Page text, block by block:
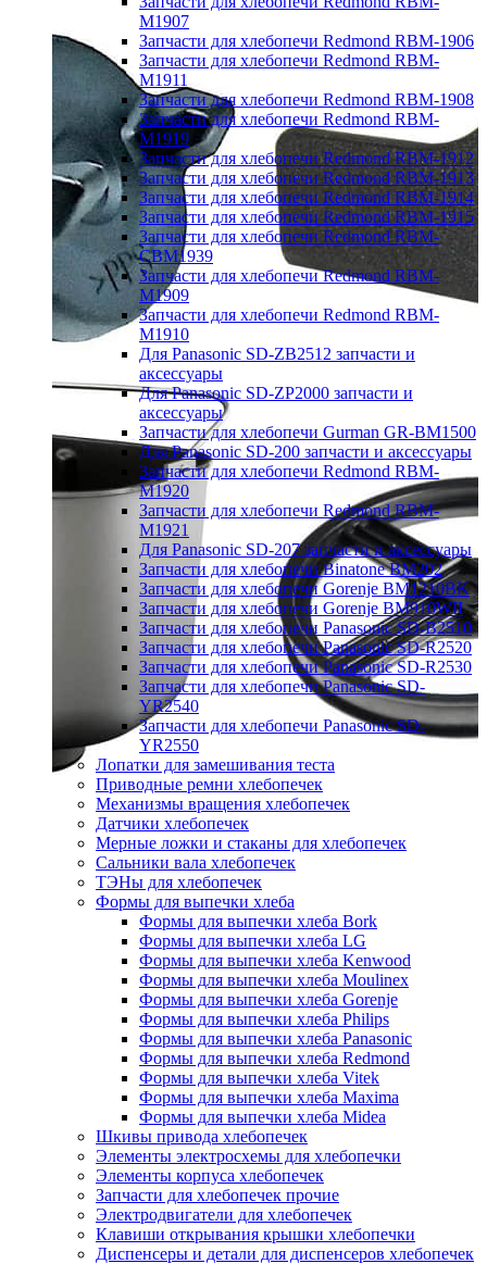
M1907
Запчасти для хлебопечи Redmond RBM-1906
Запчасти для хлебопечи Redmond RBM-
M1911
Запчасти для хлебопечи Redmond RBM-1908
Запчасти для хлебопечи Redmond RBM-
M1919
Запчасти для хлебопечи Redmond RBM-1912
Запчасти для хлебопечи Redmond RBM-1913
Запчасти для хлебопечи Redmond RBM-1914
Запчасти для хлебопечи Redmond RBM-1915
Запчасти для хлебопечи Redmond RBM-
CBM1939
Запчасти для хлебопечи Redmond RBM-
M1909
Запчасти для хлебопечи Redmond RBM-
M1910
Для Panasonic SD-ZB2512 запчасти и
аксессуары
Для Panasonic SD-ZP2000 запчасти и
аксессуары
Запчасти для хлебопечи Gurman GR-BM1500
Для Panasonic SD-200 запчасти и аксессуары
Запчасти для хлебопечи Redmond RBM-
M1920
Запчасти для хлебопечи Redmond RBM-
M1921
Для Panasonic SD-207 запчасти и аксессуары
Запчасти для хлебопечи Binatone BM202
Запчасти для хлебопечи Gorenje BM1210BK
Запчасти для хлебопечи Gorenje BM910WII
Запчасти для хлебопечи Panasonic SD-B2510
Запчасти для хлебопечи Panasonic SD-R2520
Запчасти для хлебопечи Panasonic SD-R2530
Запчасти для хлебопечи Panasonic SD-
YR2540
Запчасти для хлебопечи Panasonic SD-
YR2550
Лопатки для замешивания теста
Приводные ремни хлебопечек
Механизмы вращения хлебопечек
Датчики хлебопечек
Мерные ложки и стаканы для хлебопечек
Сальники вала хлебопечек
ТЭНы для хлебопечек
Формы для выпечки хлеба
Формы для выпечки хлеба Bork
Формы для выпечки хлеба LG
Формы для выпечки хлеба Kenwood
Формы для выпечки хлеба Moulinex
Формы для выпечки хлеба Gorenje
Формы для выпечки хлеба Philips
Формы для выпечки хлеба Panasonic
Формы для выпечки хлеба Redmond
Формы для выпечки хлеба Vitek
Формы для выпечки хлеба Maxima
Формы для выпечки хлеба Midea
Шкивы привода хлебопечек
Элементы электросхемы для хлебопечки
Элементы корпуса хлебопечек
Запчасти для хлебопечек прочие
Электродвигатели для хлебопечек
Клавиши открывания крышки хлебопечки
Диспенсеры и детали для диспенсеров хлебопечек